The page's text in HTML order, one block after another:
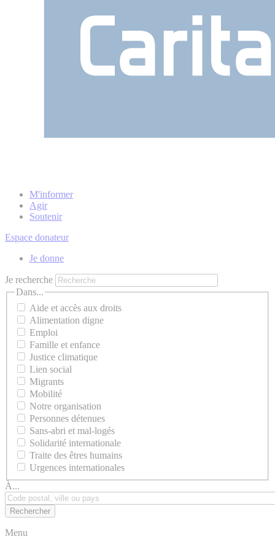
M'informer
Agir
Soutenir
Espace donateur
Je donne
Je recherche
Dans...
Aide et accès aux droits
Alimentation digne
Emploi
Famille et enfance
Justice climatique
Lien social
Migrants
Mobilité
Notre organisation
Personnes détenues
Sans-abri et mal-logés
Solidarité internationale
Traite des êtres humains
Urgences internationales
À...
Menu